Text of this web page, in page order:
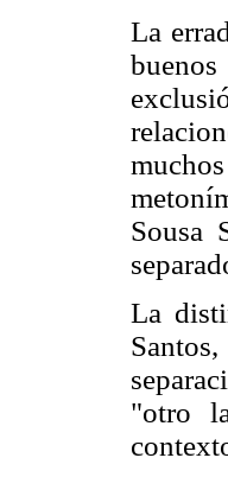
La
Sousa
La
"otro